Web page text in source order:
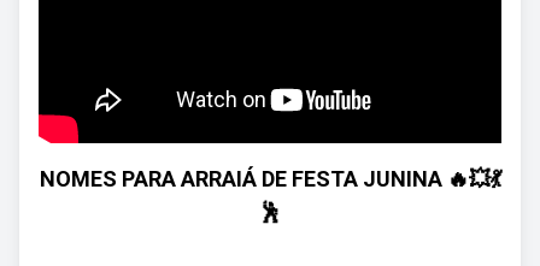
NOMES PARA ARRAIÁ DE FESTA JUNINA 🔥💥💃
🕺